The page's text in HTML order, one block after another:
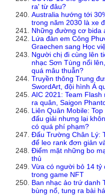
ra' từ đâu?
Australia hướng tới
trong năm 2030 là xe
Những đường cơ bida
Lứa đàn em Công
Graechen sang Học
Người chị đi cùng lên
nhạc Sơn Tùng nổi
quá mâu thuẫn?
Truyền thông Trung
SwordArt, đội hình Á
AIC 2021: Team
ra quân, Saigon
Liên Quân Mobile:
đấu giải nhưng lại
có quá phí phạm?
Đấu Trường Chân Lý:
để leo rank đơn giản
Điểm mặt những bo
thủ
Vừa có người bỏ 14 tỷ
trong game NFT
Ban nhạc ảo trứ danh
bùng nổ, tung ra bài